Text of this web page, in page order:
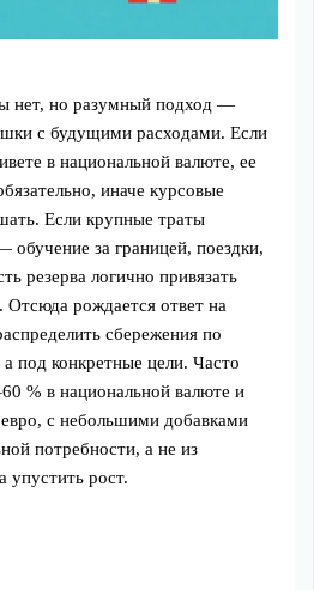
нет, но разумный подход —
с будущими расходами. Если
в национальной валюте, ее
иначе курсовые
Если крупные траты
обучение за границей, поездки,
резерва логично привязать
рождается ответ на
сбережения по
под конкретные цели. Часто
% в национальной валюте и
евро, с небольшими добавками
потребности, а не из
упустить рост.